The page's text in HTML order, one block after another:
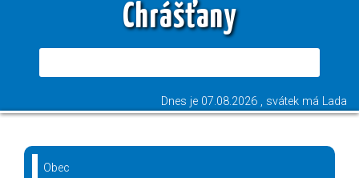
Chrášťany
Dnes je 07.08.2026 , svátek má Lada
Obec